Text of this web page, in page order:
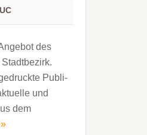
des
Publi­
und
dem